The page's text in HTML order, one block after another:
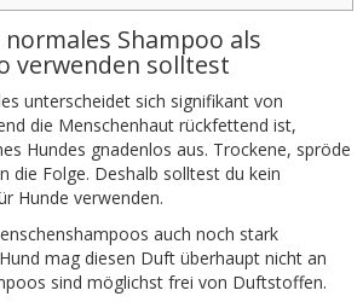
Shampoo als
verwenden solltest
unterscheidet sich signifikant von
die Menschenhaut rückfettend ist,
Hundes gnadenlos aus. Trockene, spröde
die Folge. Deshalb solltest du kein
Hunde verwenden.
auch noch stark
mag diesen Duft überhaupt nicht an
sind möglichst frei von Duftstoffen.